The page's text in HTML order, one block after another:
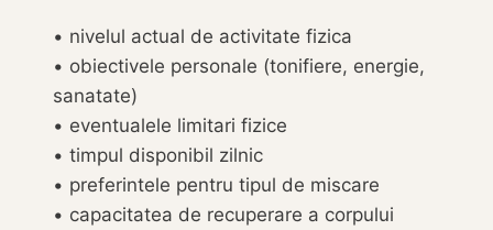
• nivelul actual de activitate fizica
• obiectivele personale (tonifiere, energie,
sanatate)
• eventualele limitari fizice
• timpul disponibil zilnic
• preferintele pentru tipul de miscare
• capacitatea de recuperare a corpului